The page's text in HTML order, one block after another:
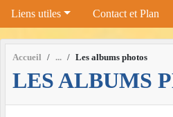
Liens utiles Contact et Plan
Accueil Les albums photos
LES ALBUMS